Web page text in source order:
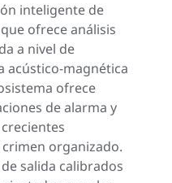
inteligente de
ofrece análisis
a nivel de
acústico-magnética
ofrece
de alarma y
organizado.
salida calibrados